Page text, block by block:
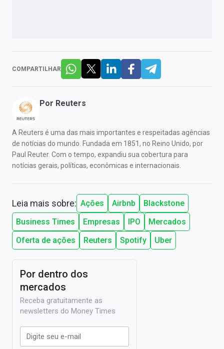
COMPARTILHAR
Por Reuters
A Reuters é uma das mais importantes e respeitadas agências
de notícias do mundo. Fundada em 1851, no Reino Unido, por
Paul Reuter. Com o tempo, expandiu sua cobertura para
notícias gerais, políticas, econômicas e internacionais.
Leia mais sobre: Ações Airbnb
Blackstone
Business Times
Empresas IPO
Mercados
Oferta de ações
Reuters Spotify Uber
Por dentro dos
mercados
Receba gratuitamente as
newsletters do Money Times